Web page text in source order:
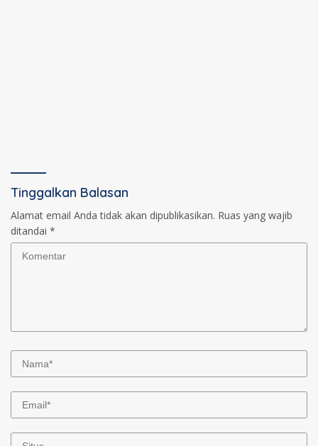
Tinggalkan Balasan
Alamat email Anda tidak akan dipublikasikan. Ruas yang wajib
ditandai *